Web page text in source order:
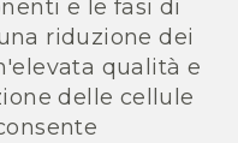
e le fasi di
riduzione dei
qualità e
delle cellule